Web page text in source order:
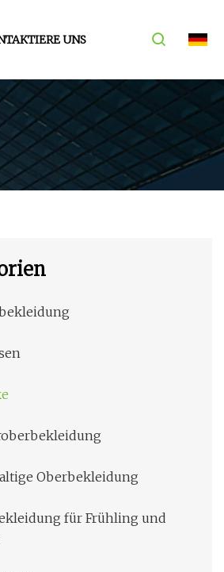
UNS
Oberbekleidung
für Frühling und